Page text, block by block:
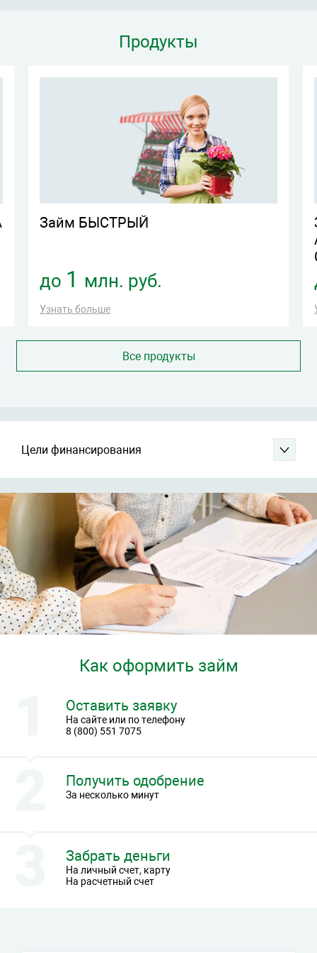
Продукты
Займ БЫСТРЫЙ
до 1 млн. руб.
Узнать больше
Все продукты
Цели финансирования
Как оформить займ
На сайте или по телефону
8 (800) 551 7075
Оставить заявку
За несколько минут
Получить одобрение
На личный счет, карту
На расчетный счет
Забрать деньги